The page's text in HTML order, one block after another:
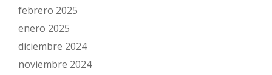
febrero 2025
enero 2025
diciembre 2024
noviembre 2024